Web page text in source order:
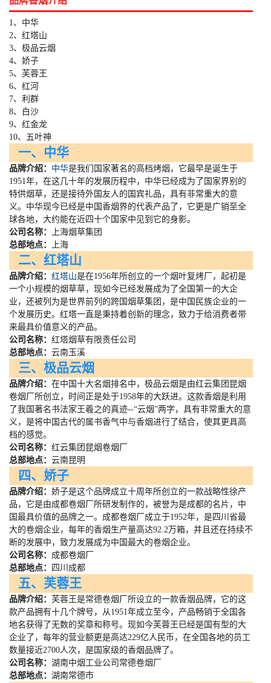
1、中华
2、红塔山
3、极品云烟
4、娇子
5、芙蓉王
6、红河
7、利群
8、白沙
9、红金龙
10、五叶神
一、中华
品牌介绍： 中华是我们国家著名的高档烤烟，它最早是诞生于
1951年，在这几十年的发展历程中，中华已经成为了国家界别的
特供烟草，还是接待外国友人的国宾礼品，具有非常重大的意
义。中华现今已经是中国香烟界的代表产品了，它更是广销至全
球各地，大约能在近四十个国家中见到它的身影。
公司名称：
上海烟草集团
总部地点：
上海
二、红塔山
品牌介绍： 红塔山是在1956年所创立的一个烟叶复烤厂，起初是
一个小规模的烟草草，现如今已经发展成为了全国第一的大企
业，还被列为是世界前列的跨国烟草集团，是中国民族企业的一
个发展历史。红塔一直是秉持着创新的理念，致力于给消费者带
来最具价值意义的产品。
公司名称： 红塔烟草有限责任公司
总部地点： 云南玉溪
三、极品云烟
品牌介绍： 在中国十大名烟排名中，极品云烟是由红云集团昆烟
卷烟厂所创立，时间正是处于1958年的大跃进。这款香烟是利用
了我国著名书法家王羲之的真迹--“云烟”两字，具有非常重大的意
义，是将中国古代的属书香气中与香烟进行了结合，使其更具高
档的感觉。
公司名称： 红云集团昆烟卷烟厂
总部地点： 云南昆明
四、娇子
品牌介绍： 娇子是这个品牌成立十周年所创立的一款战略性徐产
品，它是由成都卷烟厂所研发制作的，被誉为是成都的名片，中
国最具价值的品牌之一。成都卷烟厂成立于1952年，是四川省最
大的卷烟企业，每年的香烟生产量高达92.2万箱，并且还在持续不
断的发展中，致力发展成为中国最大的卷烟企业。
公司名称： 成都卷烟厂
总部地点：
四川成都
五、芙蓉王
品牌介绍： 芙蓉王是常德卷烟厂所设立的一款香烟品牌，它的这
款产品拥有十几个牌号，从1951年成立至今，产品畅销于全国各
地名获得了无数的奖章和称号。现如今芙蓉王已经是国有型的大
企业了，每年的营业额更是高达229亿人民币，在全国各地的员工
数量接近2700人次，是国家级的香烟品牌了。
公司名称： 湖南中烟工业公司常德卷烟厂
总部地点： 湖南常德市